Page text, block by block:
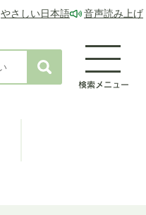
やさしい日本語 音声読み上げ